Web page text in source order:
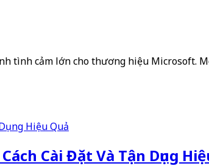
tình cảm lớn cho thương hiệu Microsoft.
Cài Đặt Và Tận Dụng